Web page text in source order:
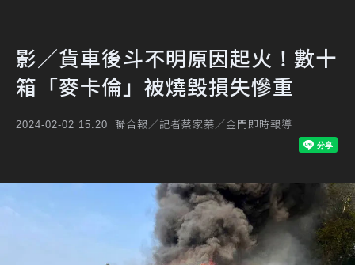
影／貨車後斗不明原因起火！數十
箱「麥卡倫」被燒毀損失慘重
2024-02-02 15:20 聯合報／記者蔡家蓁／金門即時報導